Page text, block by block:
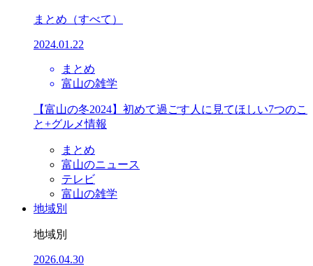
まとめ （すべて）
2024.01.22
まとめ
富山の雑学
【富山の冬2024】初めて過ごす人に見てほしい7つのこ
と+グルメ情報
まとめ
富山のニュース
テレビ
富山の雑学
地域別
地域別
2026.04.30